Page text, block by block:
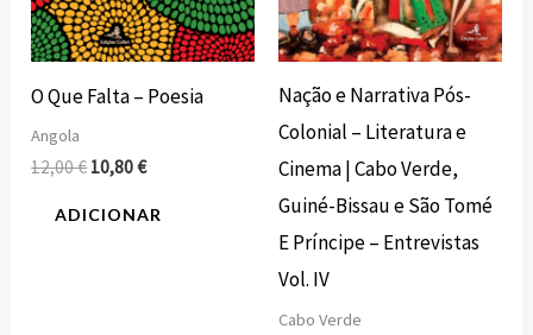
O Que Falta – Poesia
Angola
12,00€ 10,80€
ADICIONAR
Nação e Narrativa Pós-
Colonial – Literatura e
Cinema | Cabo Verde,
Guiné-Bissau e São Tomé
E Príncipe – Entrevistas
Vol. IV
Cabo Verde